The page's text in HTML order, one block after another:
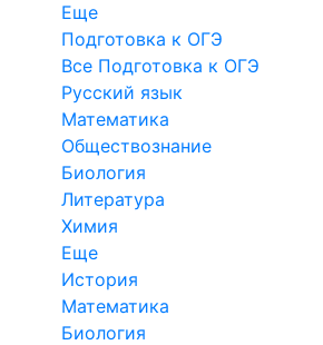
Еще
Подготовка к ОГЭ
Все Подготовка к ОГЭ
Русский язык
Математика
Обществознание
Биология
Литература
Химия
Еще
История
Математика
Биология